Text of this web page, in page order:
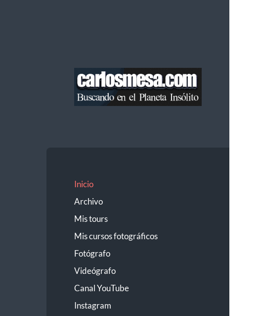
Inicio
Archivo
Mis tours
Mis cursos fotográficos
Fotógrafo
Videógrafo
Canal YouTube
Instagram